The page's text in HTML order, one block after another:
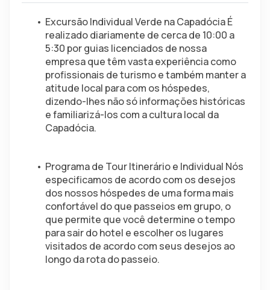
Excursão Individual Verde na Capadócia É
realizado diariamente de cerca de 10:00 a
5:30 por guias licenciados de nossa
empresa que têm vasta experiência como
profissionais de turismo e também manter a
atitude local para com os hóspedes,
dizendo-lhes não só informações históricas
e familiarizá-los com a cultura local da
Capadócia.
Programa de Tour Itinerário e Individual Nós
especificamos de acordo com os desejos
dos nossos hóspedes de uma forma mais
confortável do que passeios em grupo, o
que permite que você determine o tempo
para sair do hotel e escolher os lugares
visitados de acordo com seus desejos ao
longo da rota do passeio.